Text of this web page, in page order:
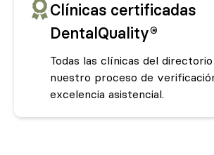
Clínicas certificadas
DentalQuality®
Todas las clínicas del
nuestro proceso de
excelencia asistencial.